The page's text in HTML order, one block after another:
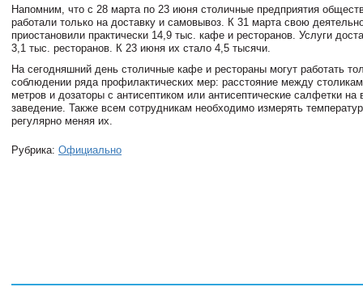
Напомним, что с 28 марта по 23 июня столичные предприятия
работали только на доставку и самовывоз. К 31 марта свою
приостановили практически 14,9 тыс. кафе и ресторанов. Услуги
3,1 тыс. ресторанов. К 23 июня их стало 4,5 тысячи.
На сегодняшний день столичные кафе и рестораны могут работать
соблюдении ряда профилактических мер: расстояние между
метров и дозаторы с антисептиком или антисептические салфетки на
заведение. Также всем сотрудникам необходимо измерять
регулярно меняя их.
Рубрика: Официально